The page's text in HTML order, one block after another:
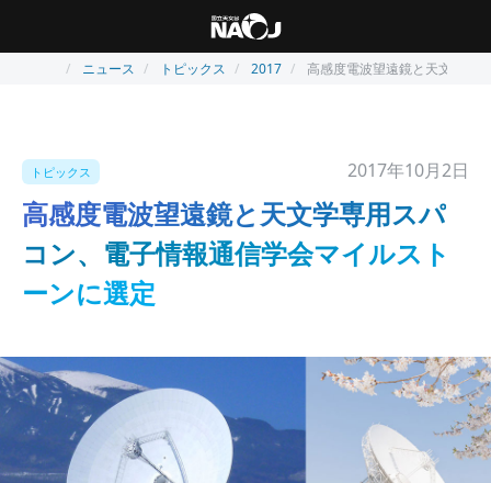
ニュース トピックス 2017 高感度電波望遠鏡と天文学専
トピックス 2017年10月2日
高感度電波望遠鏡と天文学専用スパ
コン、電子情報通信学会マイルスト
ーンに選定